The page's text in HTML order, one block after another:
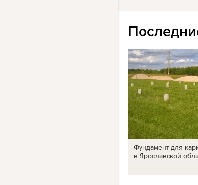
Фундамент для
в Ярославской